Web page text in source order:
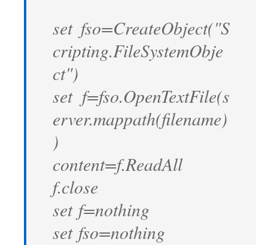
set fso=CreateObject("S
cripting.FileSystemObje
ct")
set f=fso.OpenTextFile(s
erver.mappath(filename)
)
content=f.ReadAll
f.close
set f=nothing
set fso=nothing